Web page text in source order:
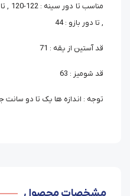
, تا دور بازو : 44
قد آستین از یقه : 71
قد شومیز : 63
توجه : اندازه ها یک تا دو سانت